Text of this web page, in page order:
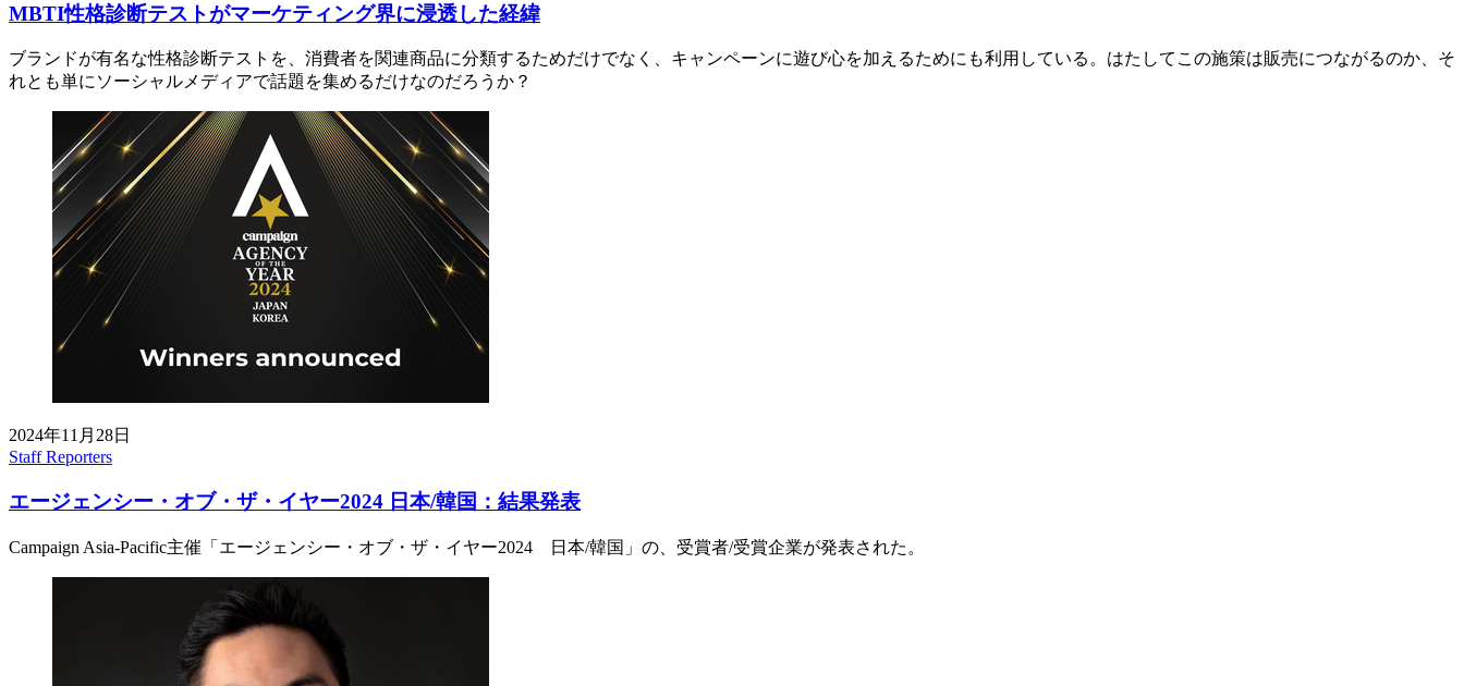
MBTI性格診断テストがマーケティング界に浸透した経緯
ブランドが有名な性格診断テストを、消費者を関連商品に分類するためだけでなく、キャンペーンに遊び心を加えるためにも利用している。はたしてこの施策は販売につながるのか、そ
れとも単にソーシャルメディアで話題を集めるだけなのだろうか？
2024年11月28日
Staff Reporters
エージェンシー・オブ・ザ・イヤー2024 日本/韓国：結果発表
Campaign Asia-Pacific主催「エージェンシー・オブ・ザ・イヤー2024 日本/韓国」の、受賞者/受賞企業が発表された。